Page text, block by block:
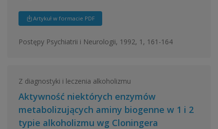
Artykuł w formacie PDF
Postępy Psychiatrii i Neurologii, 1992, 1, 161-164
Z diagnostyki i leczenia alkoholizmu
Aktywność niektórych enzymów
metabolizujących aminy biogenne w 1 i 2
typie alkoholizmu wg Cloningera